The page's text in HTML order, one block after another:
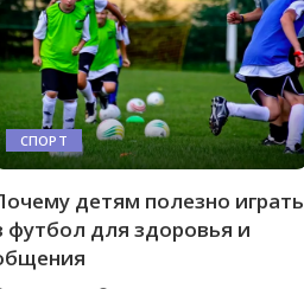
СПОРТ
детям полезно играть
футбол для здоровья и